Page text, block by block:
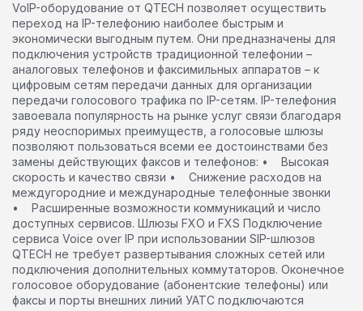
VoIP-оборудование от QTECH позволяет осуществить
переход на IP-телефонию наиболее быстрым и
экономически выгодным путем. Они предназначены для
подключения устройств традиционной телефонии –
аналоговых телефонов и факсимильных аппаратов – к
цифровым сетям передачи данных для организации
передачи голосового трафика по IP-сетям. IP-телефония
завоевала популярность на рынке услуг связи благодаря
ряду неоспоримых преимуществ, а голосовые шлюзы
позволяют пользоваться всеми ее достоинствами без
замены действующих факсов и телефонов: • Высокая
скорость и качество связи • Снижение расходов на
междугородние и международные телефонные звонки
• Расширенные возможности коммуникаций и число
доступных сервисов. Шлюзы FXO и FXS Подключение
сервиса Voice over IP при использовании SIP-шлюзов
QTECH не требует развертывания сложных сетей или
подключения дополнительных коммутаторов. Оконечное
голосовое оборудование (абонентские телефоны) или
факсы и порты внешних линий УАТС подключаются